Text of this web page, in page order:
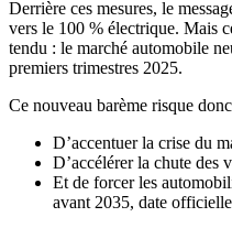
Derrière ces mesures, le
vers le 100 % électrique. Mais
tendu : le marché automobile
premiers trimestres 2025.
Ce nouveau barème risque
D’accentuer la crise du
D’accélérer la chute des
Et de forcer les
avant 2035, date